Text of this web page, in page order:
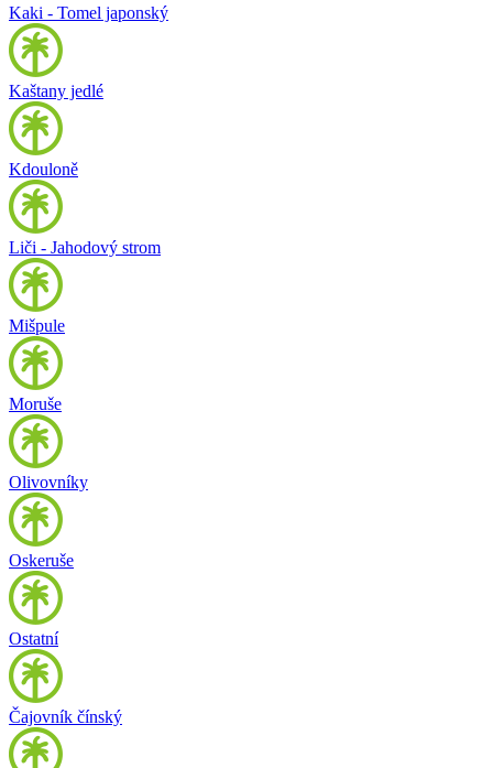
Kaki - Tomel japonský
Kaštany jedlé
Kdouloně
Liči - Jahodový strom
Mišpule
Moruše
Olivovníky
Oskeruše
Ostatní
Čajovník čínský